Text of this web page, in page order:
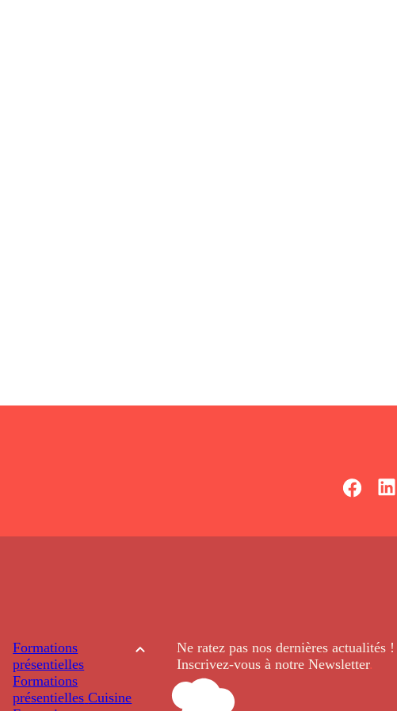
Formations
présentielles
Formations
présentielles Cuisine
Ne ratez pas nos dernièresactualités !
Inscrivez-vous à notre Newsletter.